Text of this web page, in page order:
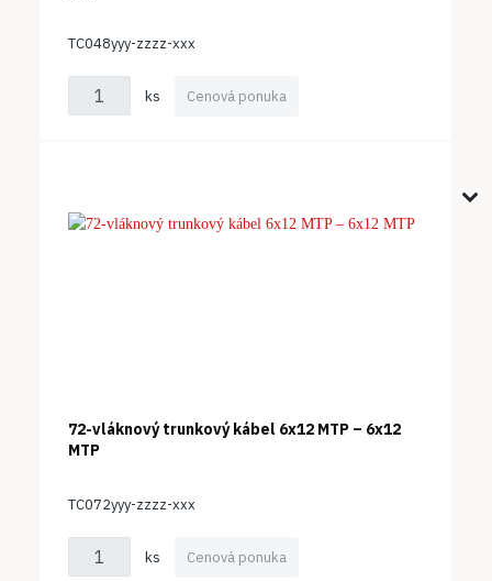
TC048yyy-zzzz-xxx
ks Cenová ponuka
72-vláknový trunkový kábel 6x12 MTP – 6x12
MTP
TC072yyy-zzzz-xxx
ks Cenová ponuka